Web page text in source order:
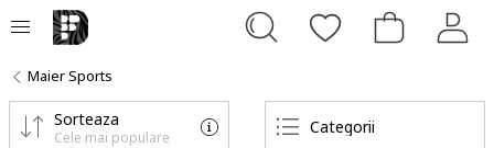
Maier Sports
Categorii
Sorteaza
Cele mai populare